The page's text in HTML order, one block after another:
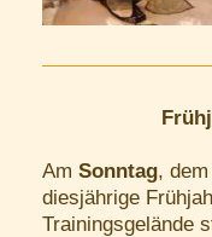
Am Sonntag, dem
diesjährige
Trainingsgelände